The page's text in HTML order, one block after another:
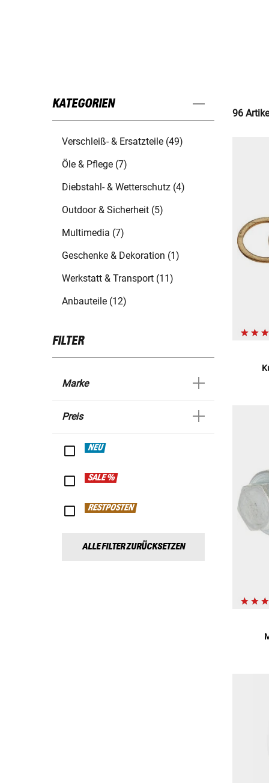
KATEGORIEN
Verschleiß- & Ersatzteile (49)
Öle & Pflege (7)
Diebstahl- & Wetterschutz (4)
Outdoor & Sicherheit (5)
Multimedia (7)
Geschenke & Dekoration (1)
Werkstatt & Transport (11)
Anbauteile (12)
FILTER
Marke
Preis
NEU
SALE %
RESTPOSTEN
ALLE FILTER ZURÜCKSETZEN
96